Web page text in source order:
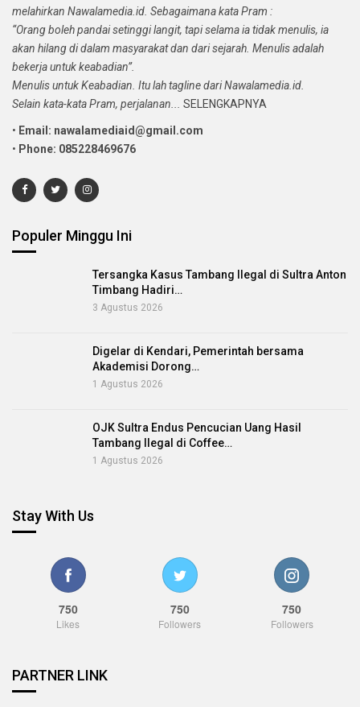
melahirkan Nawalamedia.id. Sebagaimana kata Pram :
“Orang boleh pandai setinggi langit, tapi selama ia tidak menulis, ia
akan hilang di dalam masyarakat dan dari sejarah. Menulis adalah
bekerja untuk keabadian”.
Menulis untuk Keabadian. Itu lah tagline dari Nawalamedia.id.
Selain kata-kata Pram, perjalanan...
SELENGKAPNYA
• Email: nawalamediaid@gmail.com
• Phone: 085228469676
Populer Minggu Ini
Tersangka Kasus Tambang Ilegal di Sultra Anton
Timbang Hadiri…
3 Agustus 2026
Digelar di Kendari, Pemerintah bersama
Akademisi Dorong…
1 Agustus 2026
OJK Sultra Endus Pencucian Uang Hasil
Tambang Ilegal di Coffee…
1 Agustus 2026
Stay With Us
750
Likes
750
Followers
750
Followers
PARTNER LINK